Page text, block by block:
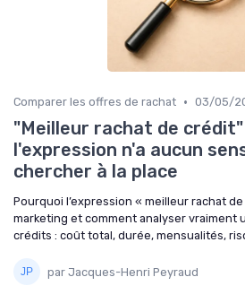
Comparer les offres de rachat • 03/05/
"Meilleur rachat de crédit"
l'expression n'a aucun
chercher à la place
Pourquoi l’expression « meilleur rachat
marketing et comment analyser vraiment
crédits : coût total, durée, mensualités,
par Jacques-Henri Peyraud